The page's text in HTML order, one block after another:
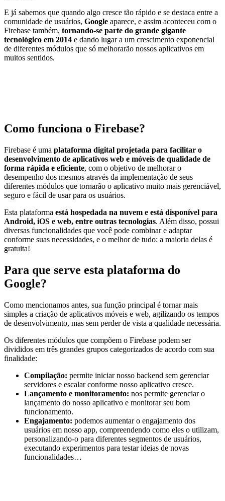
E já sabemos que quando algo cresce tão rápido e se destaca entre a
comunidade de usuários, Google aparece, e assim aconteceu com o
Firebase também, tornando-se parte do grande gigante
tecnológico em 2014 e dando lugar a um crescimento exponencial
de diferentes módulos que só melhorarão nossos aplicativos em
muitos sentidos.
Como funciona o Firebase?
Firebase é uma plataforma digital projetada para facilitar o
desenvolvimento de aplicativos web e móveis de qualidade de
forma rápida e eficiente, com o objetivo de melhorar o
desempenho dos mesmos através da implementação de seus
diferentes módulos que tornarão o aplicativo muito mais gerenciável,
seguro e fácil de usar para os usuários.
Esta plataforma está hospedada na nuvem e está disponível para
Android, iOS e web, entre outras tecnologias. Além disso, possui
diversas funcionalidades que você pode combinar e adaptar
conforme suas necessidades, e o melhor de tudo: a maioria delas é
gratuita!
Para que serve esta plataforma do
Google?
Como mencionamos antes, sua função principal é tornar mais
simples a criação de aplicativos móveis e web, agilizando os tempos
de desenvolvimento, mas sem perder de vista a qualidade necessária.
Os diferentes módulos que compõem o Firebase podem ser
divididos em três grandes grupos categorizados de acordo com sua
finalidade:
Compilação: permite iniciar nosso backend sem gerenciar
servidores e escalar conforme nosso aplicativo cresce.
Lançamento e monitoramento: nos permite gerenciar o
lançamento do nosso aplicativo e monitorar seu bom
funcionamento.
Engajamento: podemos aumentar o engajamento dos
usuários em nosso app, compreendendo como eles o utilizam,
personalizando-o para diferentes segmentos de usuários,
executando experimentos para testar ideias de novas
funcionalidades…